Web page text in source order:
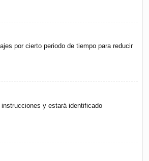
por cierto periodo de tiempo para reducir
y estará identificado